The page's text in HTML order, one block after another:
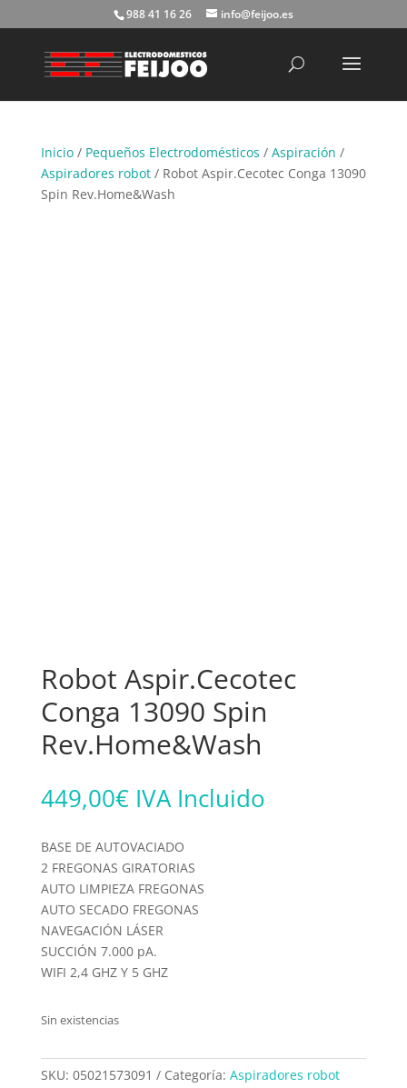
988 41 16 26 info@feijoo.es
Inicio/ Pequeños Electrodomésticos / Aspiración /
Aspiradores robot/ Robot Aspir.Cecotec Conga 13090
Spin Rev.Home&Wash
Robot Aspir.Cecotec
Conga 13090 Spin
Rev.Home&Wash
449,00€ IVA Incluido
BASE DE AUTOVACIADO
2 FREGONAS GIRATORIAS
AUTO LIMPIEZA FREGONAS
AUTO SECADO FREGONAS
NAVEGACIÓN LÁSER
SUCCIÓN 7.000 pA.
WIFI 2,4 GHZ Y 5 GHZ
Sin existencias
SKU: 05021573091 Categoría: Aspiradores robot